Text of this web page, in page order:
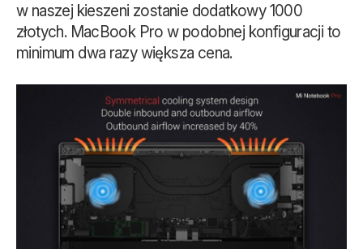
w naszej kieszeni zostanie dodatkowy 1000
złotych. MacBook Pro w podobnej konfiguracji to
minimum dwa razy większa cena.